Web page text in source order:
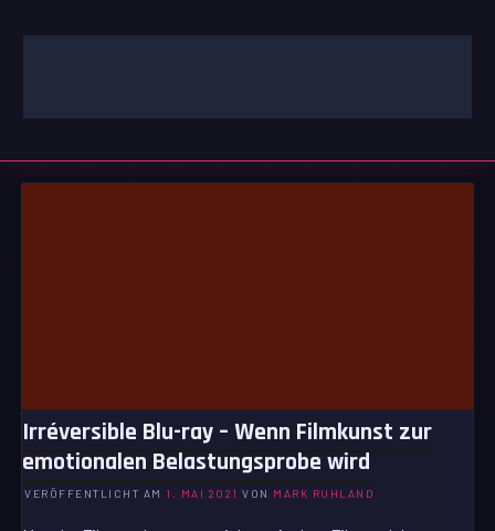
Inhalt
Irréversible Blu-ray – Wenn Filmkunst zur
emotionalen Belastungsprobe wird
VERÖFFENTLICHT AM 1. MAI 2021 VON MARK RUHLAND